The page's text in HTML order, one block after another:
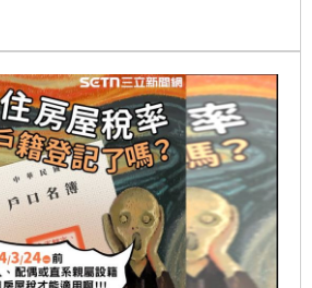
年預售屋熱度也極高，去年也到了
交屋後就開始進行家庭解壓縮，戶
陳韋帆）